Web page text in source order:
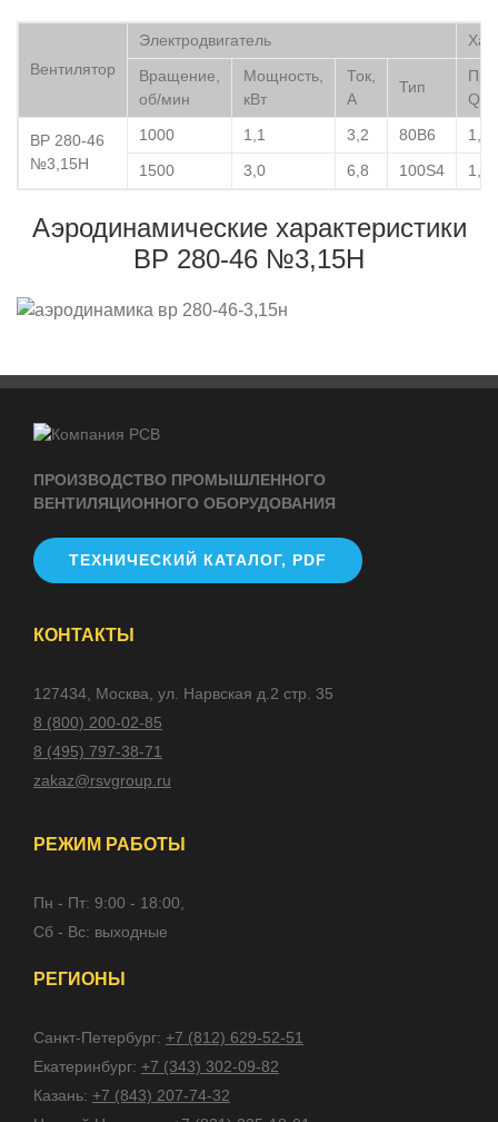
Вентилятор
Электродвигатель
Вращение,
об/мин
Мощность,
кВт
Ток,
А
Тип
Q
ВР 280-46
№3,15Н
1000 1,1 3,2 80В6
1,2
1500
3,0 6,8 100S4 1,8
Аэродинамические характеристики
ВР 280-46 №3,15Н
ПРОИЗВОДСТВО ПРОМЫШЛЕННОГО
ВЕНТИЛЯЦИОННОГО ОБОРУДОВАНИЯ
ТЕХНИЧЕСКИЙ КАТАЛОГ, PDF
КОНТАКТЫ
127434, Москва, ул. Нарвская д.2 стр. 35
8 (800) 200-02-85
8 (495) 797-38-71
zakaz@rsvgroup.ru
РЕЖИМ РАБОТЫ
Пн - Пт: 9:00 - 18:00,
Сб - Вс: выходные
РЕГИОНЫ
Санкт-Петербург: +7 (812) 629-52-51
Екатеринбург: +7 (343) 302-09-82
Казань: +7 (843) 207-74-32